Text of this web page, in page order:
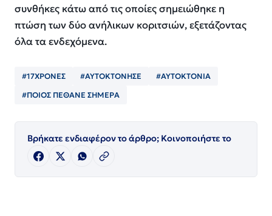
συνθήκες κάτω από τις οποίες σημειώθηκε η
πτώση των δύο ανήλικων κοριτσιών, εξετάζοντας
όλα τα ενδεχόμενα.
#17ΧΡΟΝΕΣ #ΑΥΤΟΚΤΟΝΗΣΕ #ΑΥΤΟΚΤΟΝΙΑ
#ΠΟΙΟΣ ΠΈΘΑΝΕ ΣΗΜΕΡΑ
Βρήκατε ενδιαφέρον το άρθρο; Κοινοποιήστε το